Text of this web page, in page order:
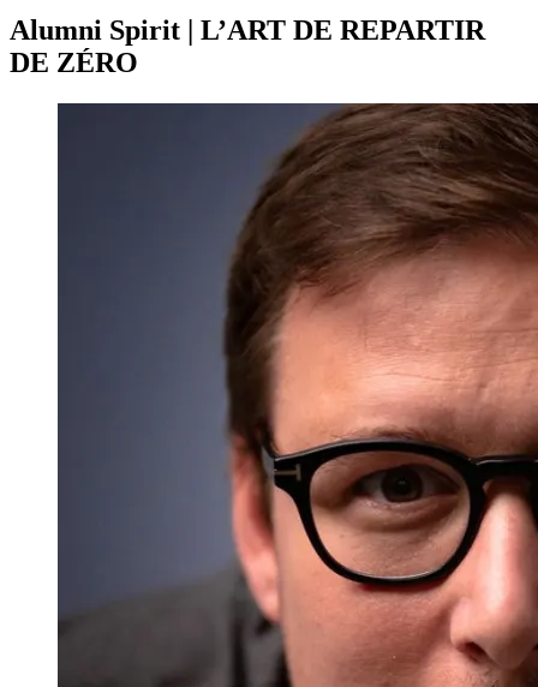
Alumni Spirit | L’ART DE REPARTIR
DE ZÉRO